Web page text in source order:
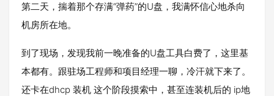
第二天，揣着那个存满“弹药”的U盘，我满怀信心地杀向
机房所在地。
到了现场，发现我前一晚准备的U盘工具白费了，这里基
本都有。跟驻场工程师和项目经理一聊，冷汗就下来了。
还卡在dhcp 装机 这个阶段摸索中，甚至连装机后的 ip地